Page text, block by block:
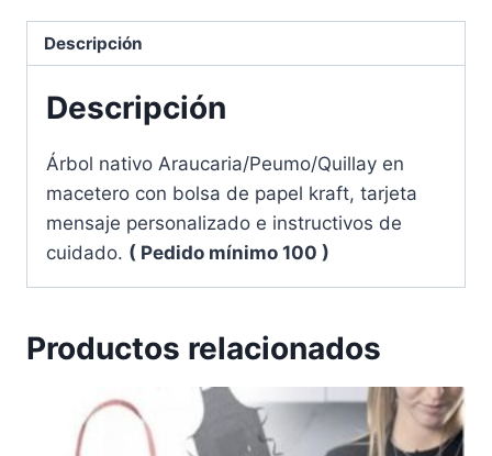
Descripción
Descripción
Árbol nativo Araucaria/Peumo/Quillay en
macetero con bolsa de papel kraft, tarjeta
mensaje personalizado e instructivos de
cuidado. ( Pedido mínimo 100 )
Productos relacionados